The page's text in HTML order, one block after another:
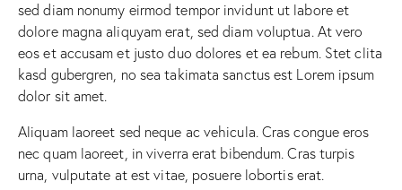
sed diam nonumy eirmod tempor invidunt ut labore et
dolore magna aliquyam erat, sed diam voluptua. At vero
eos et accusam et justo duo dolores et ea rebum. Stet clita
kasd gubergren, no sea takimata sanctus est Lorem ipsum
dolor sit amet.
Aliquam laoreet sed neque ac vehicula. Cras congue eros
nec quam laoreet, in viverra erat bibendum. Cras turpis
urna, vulputate at est vitae, posuere lobortis erat.